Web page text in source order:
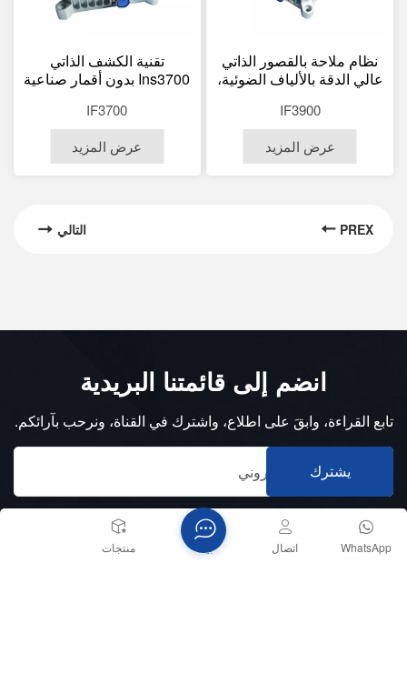
نظام ملاحة بالقصور الذاتي
عالي الدقة بالألياف الضوئية،
في تحديد الاتجاه، ونظام
تحديد المواقع العالمي
(GNSS) ونظام الملاحة
IF3900
عرض المزيد
تقنية الكشف الذاتي
Ins3700 بدون أقمار صناعية
IF3700
عرض المزيد
PREX التالي
انضم إلى قائمتنا البريدية
تابع القراءة، وابقَ على اطلاع، واشترك في القناة، ونرحب بآرائكم.
يشترك
منتجات WhatsApp اتصال